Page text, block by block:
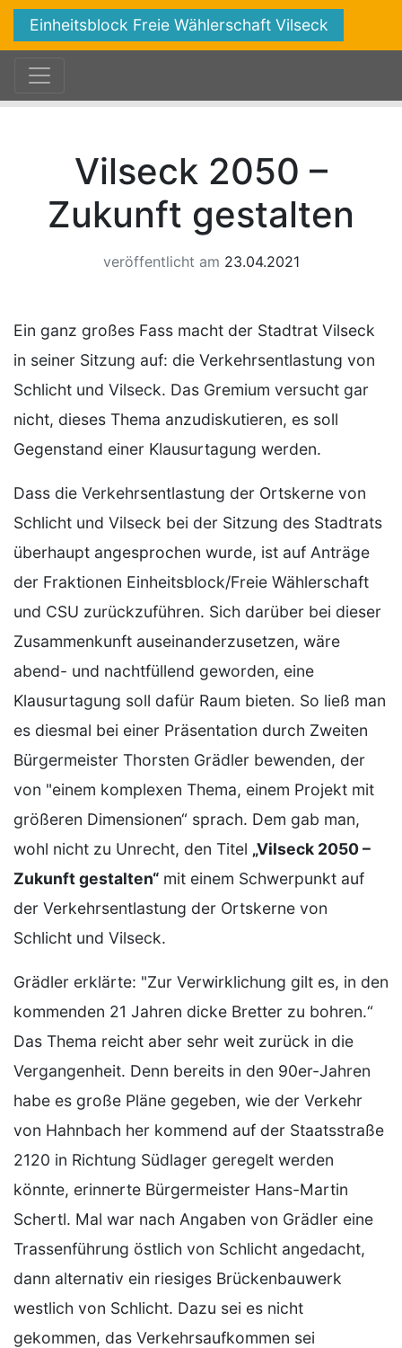
Einheitsblock Freie Wählerschaft Vilseck
Vilseck 2050 –
Zukunft gestalten
veröffentlicht am 23.04.2021
Ein ganz großes Fass macht der Stadtrat Vilseck
in seiner Sitzung auf: die Verkehrsentlastung von
Schlicht und Vilseck. Das Gremium versucht gar
nicht, dieses Thema anzudiskutieren, es soll
Gegenstand einer Klausurtagung werden.
Dass die Verkehrsentlastung der Ortskerne von
Schlicht und Vilseck bei der Sitzung des Stadtrats
überhaupt angesprochen wurde, ist auf Anträge
der Fraktionen Einheitsblock/Freie Wählerschaft
und CSU zurückzuführen. Sich darüber bei dieser
Zusammenkunft auseinanderzusetzen, wäre
abend- und nachtfüllend geworden, eine
Klausurtagung soll dafür Raum bieten. So ließ man
es diesmal bei einer Präsentation durch Zweiten
Bürgermeister Thorsten Grädler bewenden, der
von "einem komplexen Thema, einem Projekt mit
größeren Dimensionen“ sprach. Dem gab man,
wohl nicht zu Unrecht, den Titel „Vilseck 2050 –
Zukunft gestalten“ mit einem Schwerpunkt auf
der Verkehrsentlastung der Ortskerne von
Schlicht und Vilseck.
Grädler erklärte: "Zur Verwirklichung gilt es, in den
kommenden 21 Jahren dicke Bretter zu bohren.“
Das Thema reicht aber sehr weit zurück in die
Vergangenheit. Denn bereits in den 90er-Jahren
habe es große Pläne gegeben, wie der Verkehr
von Hahnbach her kommend auf der Staatsstraße
2120 in Richtung Südlager geregelt werden
könnte, erinnerte Bürgermeister Hans-Martin
Schertl. Mal war nach Angaben von Grädler eine
Trassenführung östlich von Schlicht angedacht,
dann alternativ ein riesiges Brückenbauwerk
westlich von Schlicht. Dazu sei es nicht
gekommen, das Verkehrsaufkommen sei